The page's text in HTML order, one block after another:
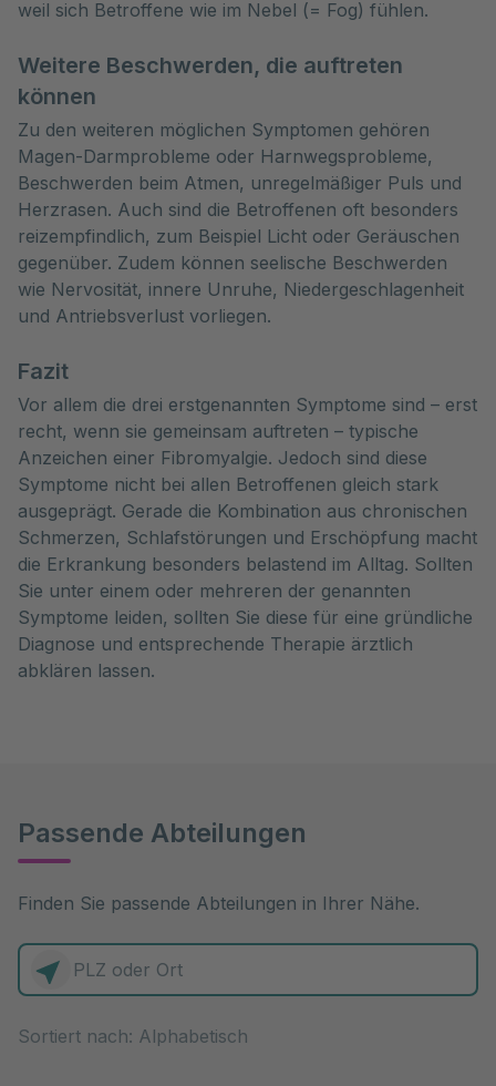
weil sich Betroffene wie im Nebel (= Fog) fühlen.
Weitere Beschwerden, die auftreten
können
Zu den weiteren möglichen Symptomen gehören
Magen-Darmprobleme oder Harnwegsprobleme,
Beschwerden beim Atmen, unregelmäßiger Puls und
Herzrasen. Auch sind die Betroffenen oft besonders
reizempfindlich, zum Beispiel Licht oder Geräuschen
gegenüber. Zudem können seelische Beschwerden
wie Nervosität, innere Unruhe, Niedergeschlagenheit
und Antriebsverlust vorliegen.
Fazit
Vor allem die drei erstgenannten Symptome sind – erst
recht, wenn sie gemeinsam auftreten – typische
Anzeichen einer Fibromyalgie. Jedoch sind diese
Symptome nicht bei allen Betroffenen gleich stark
ausgeprägt. Gerade die Kombination aus chronischen
Schmerzen, Schlafstörungen und Erschöpfung macht
die Erkrankung besonders belastend im Alltag. Sollten
Sie unter einem oder mehreren der genannten
Symptome leiden, sollten Sie diese für eine gründliche
Diagnose und entsprechende Therapie ärztlich
abklären lassen.
Passende Abteilungen
Finden Sie passende Abteilungen in Ihrer Nähe.